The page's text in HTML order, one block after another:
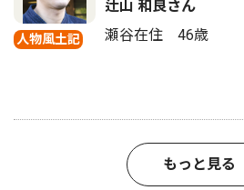
人物風土記
辻山 和良さん
瀬谷在住 46歳
もっと見る